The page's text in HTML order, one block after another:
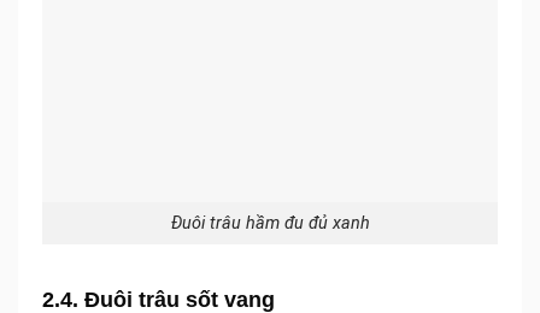
Đuôi trâu hầm đu đủ xanh
2.4. Đuôi trâu sốt vang